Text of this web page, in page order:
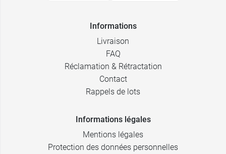
Informations
Livraison
FAQ
Réclamation & Rétractation
Contact
Rappels de lots
Informations légales
Mentions légales
Protection des données personnelles